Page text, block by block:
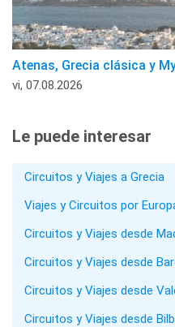
Atenas, Grecia clásica y
vi, 07.08.2026
Le puede interesar
Circuitos y Viajes a Grecia
Viajes y Circuitos por
Circuitos y Viajes desde
Circuitos y Viajes desde
Circuitos y Viajes desde
Circuitos y Viajes desde